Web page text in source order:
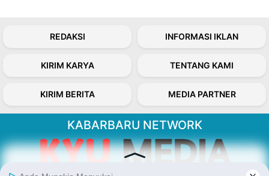
REDAKSI INFORMASI IKLAN
KIRIM KARYA TENTANG KAMI
KIRIM BERITA MEDIA PARTNER
KABARBARU NETWORK